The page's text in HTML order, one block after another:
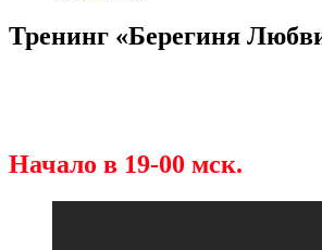
Тренинг «Берегиня
Начало в 19-00 мск.